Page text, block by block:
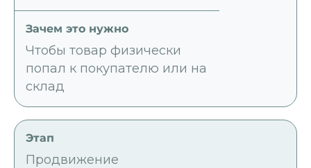
Чтобы товар физически
попал к покупателю или на
склад
Продвижение